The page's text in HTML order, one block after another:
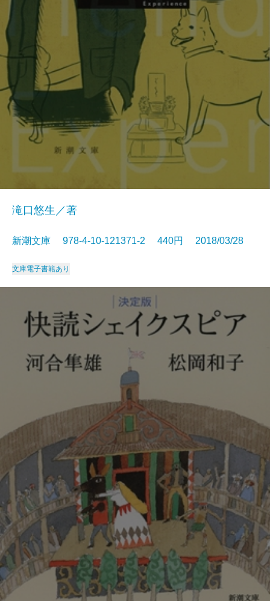
滝口悠生／著
新潮文庫 978-4-10-121371-2 440円 2018/03/28
文庫電子書籍あり